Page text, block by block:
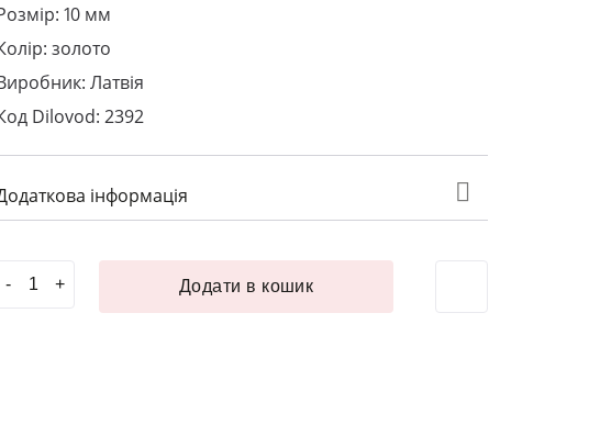
10 мм
золото
Латвія
Dilovod: 2392
інформація
#Гачок гальванічне покриття 10 мм золото кількість
Додати в кошик